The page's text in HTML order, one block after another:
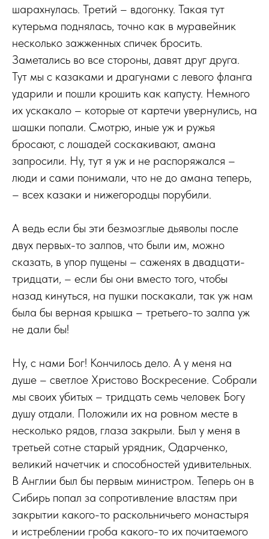
шарахнулась. Третий – вдогонку. Такая тут
кутерьма поднялась, точно как в муравейник
несколько зажженных спичек бросить.
Заметались во все стороны, давят друг друга.
Тут мы с казаками и драгунами с левого фланга
ударили и пошли крошить как капусту. Немного
их ускакало – которые от картечи увернулись, на
шашки попали. Смотрю, иные уж и ружья
бросают, с лошадей соскакивают, амана
запросили. Ну, тут я уж и не распоряжался –
люди и сами понимали, что не до амана теперь,
– всех казаки и нижегородцы порубили.
А ведь если бы эти безмозглые дьяволы после
двух первых-то залпов, что были им, можно
сказать, в упор пущены – саженях в двадцати-
тридцати, – если бы они вместо того, чтобы
назад кинуться, на пушки поскакали, так уж нам
была бы верная крышка – третьего-то залпа уж
не дали бы!
Ну, с нами Бог! Кончилось дело. А у меня на
душе – светлое Христово Воскресение. Собрали
мы своих убитых – тридцать семь человек Богу
душу отдали. Положили их на ровном месте в
несколько рядов, глаза закрыли. Был у меня в
третьей сотне старый урядник, Одарченко,
великий начетчик и способностей удивительных.
В Англии был бы первым министром. Теперь он в
Сибирь попал за сопротивление властям при
закрытии какого-то раскольничьего монастыря
и истреблении гроба какого-то их почитаемого